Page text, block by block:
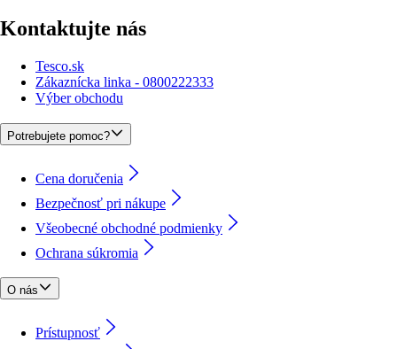
Kontaktujte nás
Tesco.sk
Zákaznícka linka - 0800222333
Výber obchodu
Potrebujete pomoc?
Cena doručenia
Bezpečnosť pri nákupe
Všeobecné obchodné podmienky
Ochrana súkromia
O nás
Prístupnosť